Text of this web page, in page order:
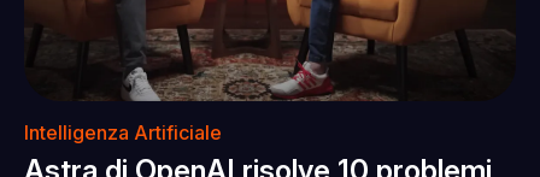
Intelligenza Artificiale